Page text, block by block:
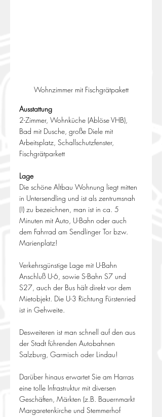
Wohnzimmer mit Fischgrätpakett
Ausstattung
2-Zimmer, Wohnküche (Ablöse VHB),
Bad mit Dusche, große Diele mit
Arbeitsplatz, Schallschutzfenster,
Fischgrätparkett
Lage
Die schöne Altbau Wohnung liegt mitten
in Untersendling und ist als zentrumsnah
(!) zu bezeichnen, man ist in ca. 5
Minuten mit Auto, U-Bahn oder auch
dem Fahrrad am Sendlinger Tor bzw.
Marienplatz!
Verkehrsgünstige Lage mit U-Bahn
Anschluß U-6, sowie S-Bahn S7 und
S27, auch der Bus hält direkt vor dem
Mietobjekt. Die U-3 Richtung Fürstenried
ist in Gehweite.
Desweiteren ist man schnell auf den aus
der Stadt führenden Autobahnen
Salzburg, Garmisch oder Lindau!
Darüber hinaus erwartet Sie am Harras
eine tolle Infrastruktur mit diversen
Geschäften, Märkten (z.B. Bauernmarkt
Margaretenkirche und Stemmerhof